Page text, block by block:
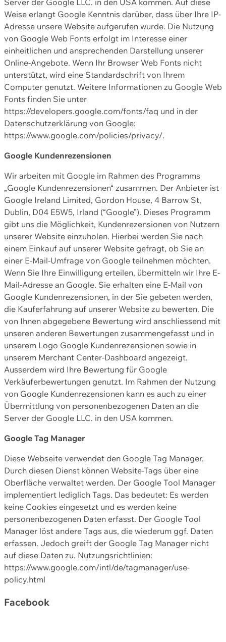
Server der Google LLC. in den USA kommen. Auf diese
Weise erlangt Google Kenntnis darüber, dass über Ihre IP-
Adresse unsere Website aufgerufen wurde. Die Nutzung
von Google Web Fonts erfolgt im Interesse einer
einheitlichen und ansprechenden Darstellung unserer
Online-Angebote. Wenn Ihr Browser Web Fonts nicht
unterstützt, wird eine Standardschrift von Ihrem
Computer genutzt. Weitere Informationen zu Google Web
Fonts finden Sie unter
https://developers.google.com/fonts/faq und in der
Datenschutzerklärung von Google:
https://www.google.com/policies/privacy/.
Google Kundenrezensionen
Wir arbeiten mit Google im Rahmen des Programms
„Google Kundenrezensionen“ zusammen. Der Anbieter ist
Google Ireland Limited, Gordon House, 4 Barrow St,
Dublin, D04 E5W5, Irland (“Google”). Dieses Programm
gibt uns die Möglichkeit, Kundenrezensionen von Nutzern
unserer Website einzuholen. Hierbei werden Sie nach
einem Einkauf auf unserer Website gefragt, ob Sie an
einer E-Mail-Umfrage von Google teilnehmen möchten.
Wenn Sie Ihre Einwilligung erteilen, übermitteln wir Ihre E-
Mail-Adresse an Google. Sie erhalten eine E-Mail von
Google Kundenrezensionen, in der Sie gebeten werden,
die Kauferfahrung auf unserer Website zu bewerten. Die
von Ihnen abgegebene Bewertung wird anschliessend mit
unseren anderen Bewertungen zusammengefasst und in
unserem Logo Google Kundenrezensionen sowie in
unserem Merchant Center-Dashboard angezeigt.
Ausserdem wird Ihre Bewertung für Google
Verkäuferbewertungen genutzt. Im Rahmen der Nutzung
von Google Kundenrezensionen kann es auch zu einer
Übermittlung von personenbezogenen Daten an die
Server der Google LLC. in den USA kommen.
Google Tag Manager
Diese Webseite verwendet den Google Tag Manager.
Durch diesen Dienst können Website-Tags über eine
Oberfläche verwaltet werden. Der Google Tool Manager
implementiert lediglich Tags. Das bedeutet: Es werden
keine Cookies eingesetzt und es werden keine
personenbezogenen Daten erfasst. Der Google Tool
Manager löst andere Tags aus, die wiederum ggf. Daten
erfassen. Jedoch greift der Google Tag Manager nicht
auf diese Daten zu. Nutzungsrichtlinien:
https://www.google.com/intl/de/tagmanager/use-
policy.html
Facebook